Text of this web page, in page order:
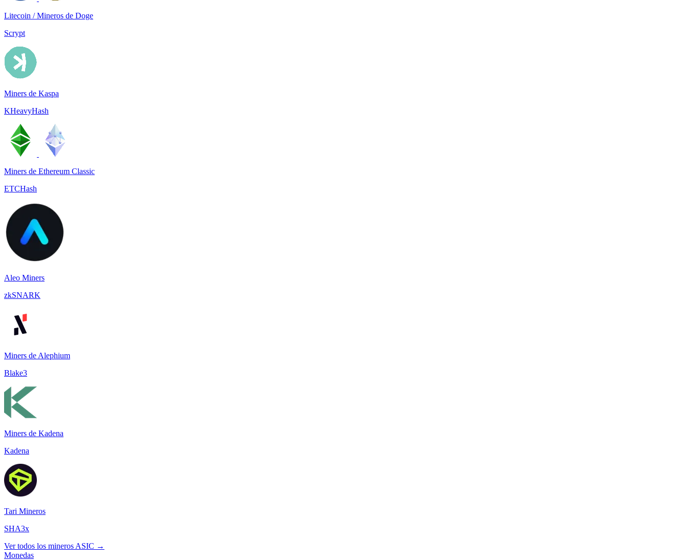
Litecoin / Mineros de Doge
Scrypt
Miners de Kaspa
KHeavyHash
Miners de Ethereum Classic
ETCHash
Aleo Miners
zkSNARK
Miners de Alephium
Blake3
Miners de Kadena
Kadena
Tari Mineros
SHA3x
Ver todos los mineros ASIC →
Monedas